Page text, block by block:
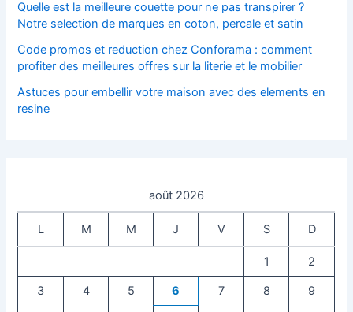
Quelle est la meilleure couette pour ne pas transpirer ?
Notre selection de marques en coton, percale et satin
Code promos et reduction chez Conforama : comment
profiter des meilleures offres sur la literie et le mobilier
Astuces pour embellir votre maison avec des elements en
resine
août 2026
L M M J V S D
1 2
3 4 5 6 7 8 9